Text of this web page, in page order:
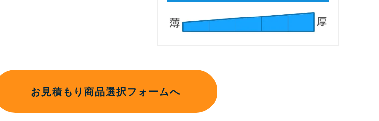
お見積もり商品選択フォームへ